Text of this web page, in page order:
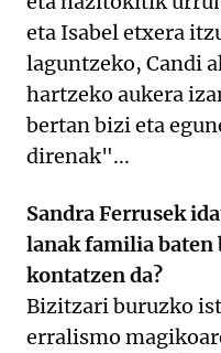
eta Isabel etxera
laguntzeko, Candi
hartzeko aukera
bertan bizi eta
direnak"...
Sandra Ferrusek
lanak familia baten
kontatzen da?
Bizitzari buruzko
erralismo